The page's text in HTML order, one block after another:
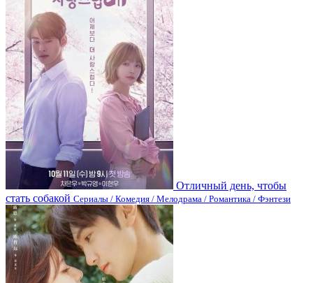
Отличный день, чтобы
стать собакой Сериалы / Комедия / Мелодрама / Романтика / Фэнтези